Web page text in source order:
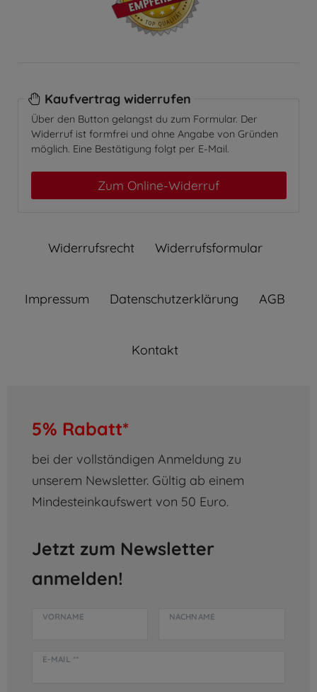
Kaufvertrag widerrufen
Über den Button gelangst du zum Formular. Der
Widerruf ist formfrei und ohne Angabe von Gründen
möglich. Eine Bestätigung folgt per E-Mail.
Zum Online-Widerruf
Widerrufs­recht Widerrufs­formular
Impressum Daten­schutz­erklärung AGB
Kontakt
5% Rabatt*
bei der vollständigen Anmeldung zu
unserem Newsletter. Gültig ab einem
Mindesteinkaufswert von 50 Euro.
Jetzt zum Newsletter
anmelden!
VORNAME NACHNAME
E-MAIL **